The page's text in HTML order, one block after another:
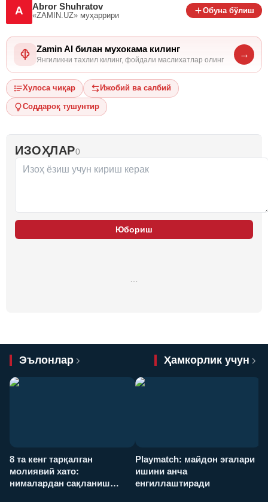
A Abror Shuhratov
«ZAMIN.UZ» муҳаррири
Обуна бўлиш
Zamin AI билан мухокама килинг
Янгиликни тахлил килинг, фойдали маслихатлар олинг
→
Хулоса чиқар Ижобий ва салбий
Соддароқ тушунтир
ИЗОҲЛАР0
Юбориш
Эълонлар Ҳамкорлик учун
8 та кенг тарқалган
молиявий хато:
нималардан сақланиш
Playmatch: майдон эгалари
ишини анча
енгиллаштиради